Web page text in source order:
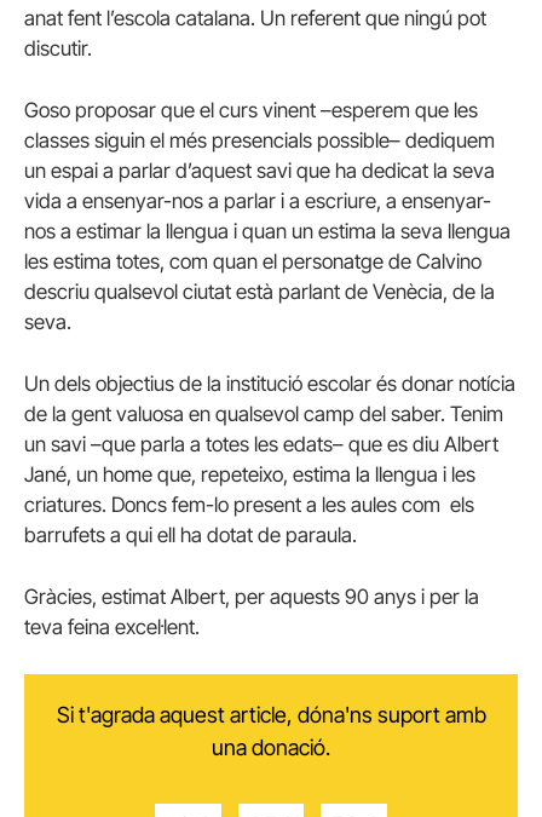
anat fent l’escola catalana. Un referent que ningú pot
discutir.
Goso proposar que el curs vinent –esperem que les
classes siguin el més presencials possible– dediquem
un espai a parlar d’aquest savi que ha dedicat la seva
vida a ensenyar-nos a parlar i a escriure, a ensenyar-
nos a estimar la llengua i quan un estima la seva llengua
les estima totes, com quan el personatge de Calvino
descriu qualsevol ciutat està parlant de Venècia, de la
seva.
Un dels objectius de la institució escolar és donar notícia
de la gent valuosa en qualsevol camp del saber. Tenim
un savi –que parla a totes les edats– que es diu Albert
Jané, un home que, repeteixo, estima la llengua i les
criatures. Doncs fem-lo present a les aules com els
barrufets a qui ell ha dotat de paraula.
Gràcies, estimat Albert, per aquests 90 anys i per la
teva feina excel·lent.
Si t'agrada aquest article, dóna'ns suport amb
una donació.